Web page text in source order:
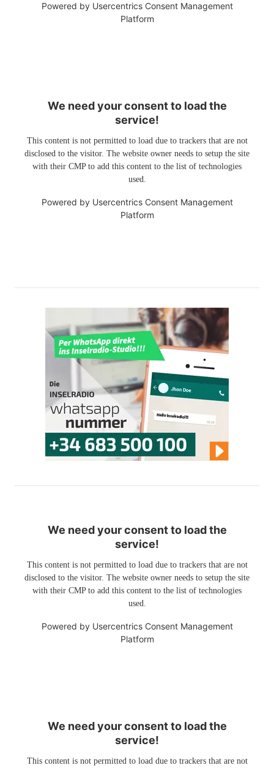
Powered by Usercentrics Consent Management
Platform
We need your consent to load the
service!
This content is not permitted to load due to trackers that are not
disclosed to the visitor. The website owner needs to setup the site
with their CMP to add this content to the list of technologies
used.
Powered by Usercentrics Consent Management
Platform
We need your consent to load the
service!
This content is not permitted to load due to trackers that are not
disclosed to the visitor. The website owner needs to setup the site
with their CMP to add this content to the list of technologies
used.
Powered by Usercentrics Consent Management
Platform
We need your consent to load the
service!
This content is not permitted to load due to trackers that are not